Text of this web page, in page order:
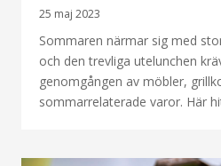
25 maj 2023
Sommaren närmar sig med
och den trevliga utelunchen
genomgången av möbler,
sommarrelaterade varor. Här